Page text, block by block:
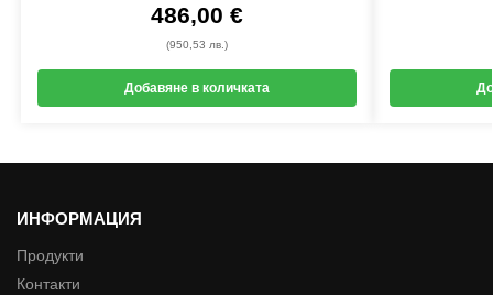
486,00 €
(950,53 лв.)
Добавяне в количката
ИНФОРМАЦИЯ
Продукти
Контакти